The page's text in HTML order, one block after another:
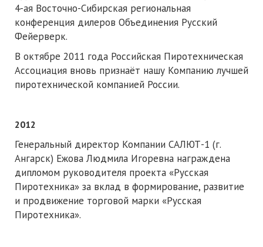
4-ая Восточно-Сибирская региональная
конференция дилеров Объединения Русский
Фейерверк.
В октябре 2011 года Российская Пиротехническая
Ассоциация вновь признаёт нашу Компанию лучшей
пиротехнической компанией России.
2012
Генеральный директор Компании САЛЮТ-1 (г.
Ангарск) Ежова Людмила Игоревна награждена
дипломом руководителя проекта «Русская
Пиротехника» за вклад в формирование, развитие
и продвижение торговой марки «Русская
Пиротехника».